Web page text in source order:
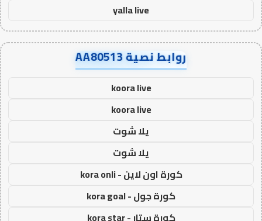
yalla live
روابط نصية AA80513
koora live
koora live
يلا شوت
يلا شوت
كورة اون لاين - kora onli
كورة جول - kora goal